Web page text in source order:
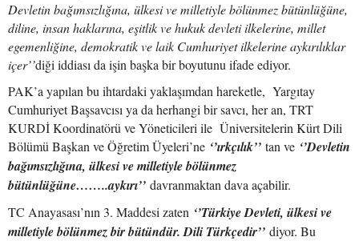
Devletin bağımsızlığına, ülkesi ve milletiyle bölünmez bütünlüğüne,
diline, insan haklarına, eşitlik ve hukuk devleti ilkelerine, millet
egemenliğine, demokratik ve laik Cumhuriyet ilkelerine aykırılıklar
içer’’diği iddiası da işin başka bir boyutunu ifade ediyor.
PAK’a yapılan bu ihtardaki yaklaşımdan hareketle, Yargıtay
Cumhuriyet Başsavcısı ya da herhangi bir savcı, her an, TRT
KURDİ Koordinatörü ve Yöneticileri ile Üniversitelerin Kürt Dili
Bölümü Başkan ve Öğretim Üyeleri’ne ‘’ırkçılık’’ tan ve ‘’Devletin
bağımsızlığına, ülkesi ve milletiyle bölünmez
bütünlüğüne……..aykırı’’ davranmaktan dava açabilir.
TC Anayasası’nın 3. Maddesi zaten ‘’Türkiye Devleti, ülkesi ve
milletiyle bölünmez bir bütündür. Dili Türkçedir’’ diyor. Bu